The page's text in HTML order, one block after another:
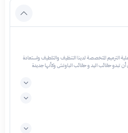
الترميم المتخصصة لدينا التنظيف والتلطيف واستعادة
تبدو حقائب اليد و حقائب الباوتش وكأنها جديدة